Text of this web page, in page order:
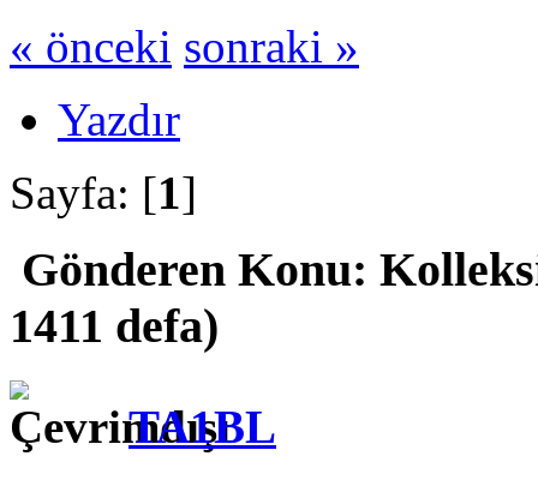
« önceki sonraki »
Yazdır
Sayfa: [1]
Gönderen Konu:
1411 defa)
TA1BL